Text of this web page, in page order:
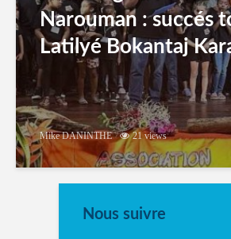
Narouman : succés
Latilyé Bokantaj
Mike DANINTHE 21 views
Nous suivre